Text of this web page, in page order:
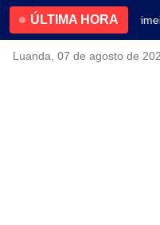
ÚLTIMA HORA
4.2% no
Luanda, 07 de agosto de